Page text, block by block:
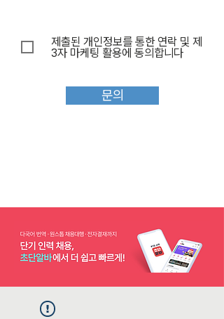
제출된 개인정보를 통한 연락 및 제
3자 마케팅 활용에 동의합니다
문의